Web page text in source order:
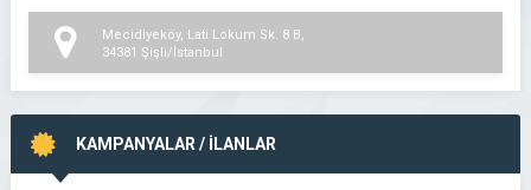
Mecidiyeköy, Lati Lokum Sk. 8 B,
34381 Şişli/İstanbul
KAMPANYALAR / İLANLAR